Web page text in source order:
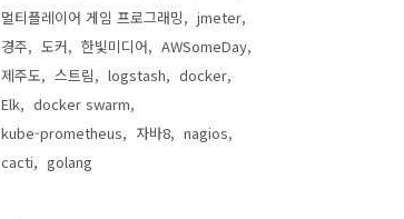
멀티플레이어 게임 프로그래밍
jmeter
경주
도커 한빛미디어
AWSomeDay
제주도
스트림 logstash
docker
Elk
docker swarm
kube-prometheus
자바8
nagios
cacti
golang